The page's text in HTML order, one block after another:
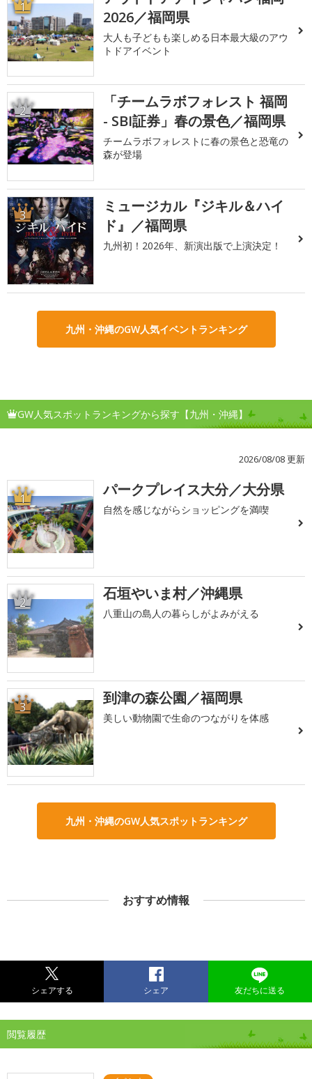
1
2026／福岡県
大人も子どもも楽しめる日本最大級のアウ
トドアイベント
2
「チームラボフォレスト 福岡
- SBI証券」春の景色／福岡県
チームラボフォレストに春の景色と恐竜の
森が登場
3
ミュージカル『ジキル＆ハイ
ド』／福岡県
九州初！2026年、新演出版で上演決定！
九州・沖縄のGW人気イベントランキング
GW人気スポットランキングから探す【九州・沖縄】
2026/08/08 更新
1 パークプレイス大分／大分県
自然を感じながらショッピングを満喫
2 石垣やいま村／沖縄県
八重山の島人の暮らしがよみがえる
3 到津の森公園／福岡県
美しい動物園で生命のつながりを体感
九州・沖縄のGW人気スポットランキング
おすすめ情報
シェアする シェア 友だちに送る
閲覧履歴